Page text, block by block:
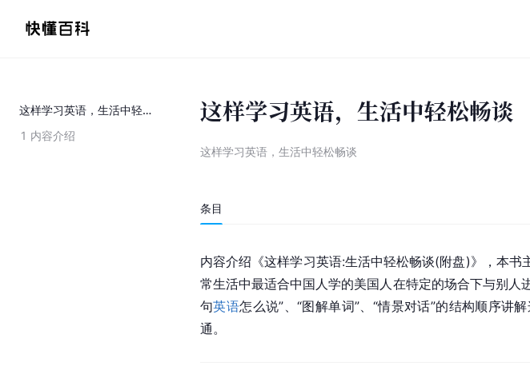
这样学习英语，生活中轻松畅谈
1 内容介绍
这样学习英语，生活中轻松畅谈
这样学习英语，生活中轻松畅谈
条目
内容介绍《这样学习英语:生活中轻松畅谈(附盘)》，本
常生活中最适合中国人学的美国人在特定的场合下与别人
句英语怎么说”、“图解单词”、“情景对话”的结构顺序讲
通。